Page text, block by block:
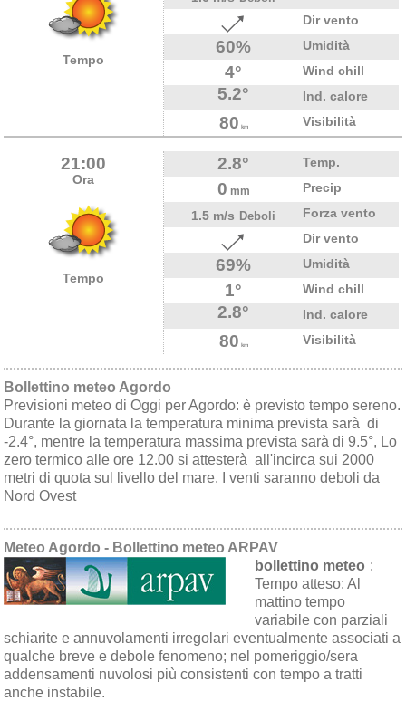
Tempo
Dir vento
60% Umidità
4° Wind chill
5.2° Ind. calore
80 km Visibilità
21:00
Ora
Tempo
2.8° Temp.
0 mm
Precip
1.5 m/s Deboli
Forza vento
Dir vento
69% Umidità
1° Wind chill
2.8° Ind. calore
80 km Visibilità
Bollettino meteo Agordo
Previsioni meteo di Oggi per Agordo: è previsto tempo sereno.
Durante la giornata la temperatura minima prevista sarà di
-2.4°, mentre la temperatura massima prevista sarà di 9.5°, Lo
zero termico alle ore 12.00 si attesterà all'incirca sui 2000
metri di quota sul livello del mare. I venti saranno deboli da
Nord Ovest
Meteo Agordo - Bollettino meteo ARPAV
bollettino meteo :
Tempo atteso:Al
mattino tempo
variabile con parziali
schiarite e annuvolamenti irregolari eventualmente associati a
qualche breve e debole fenomeno; nel pomeriggio/sera
addensamenti nuvolosi più consistenti con tempo a tratti
anche instabile.